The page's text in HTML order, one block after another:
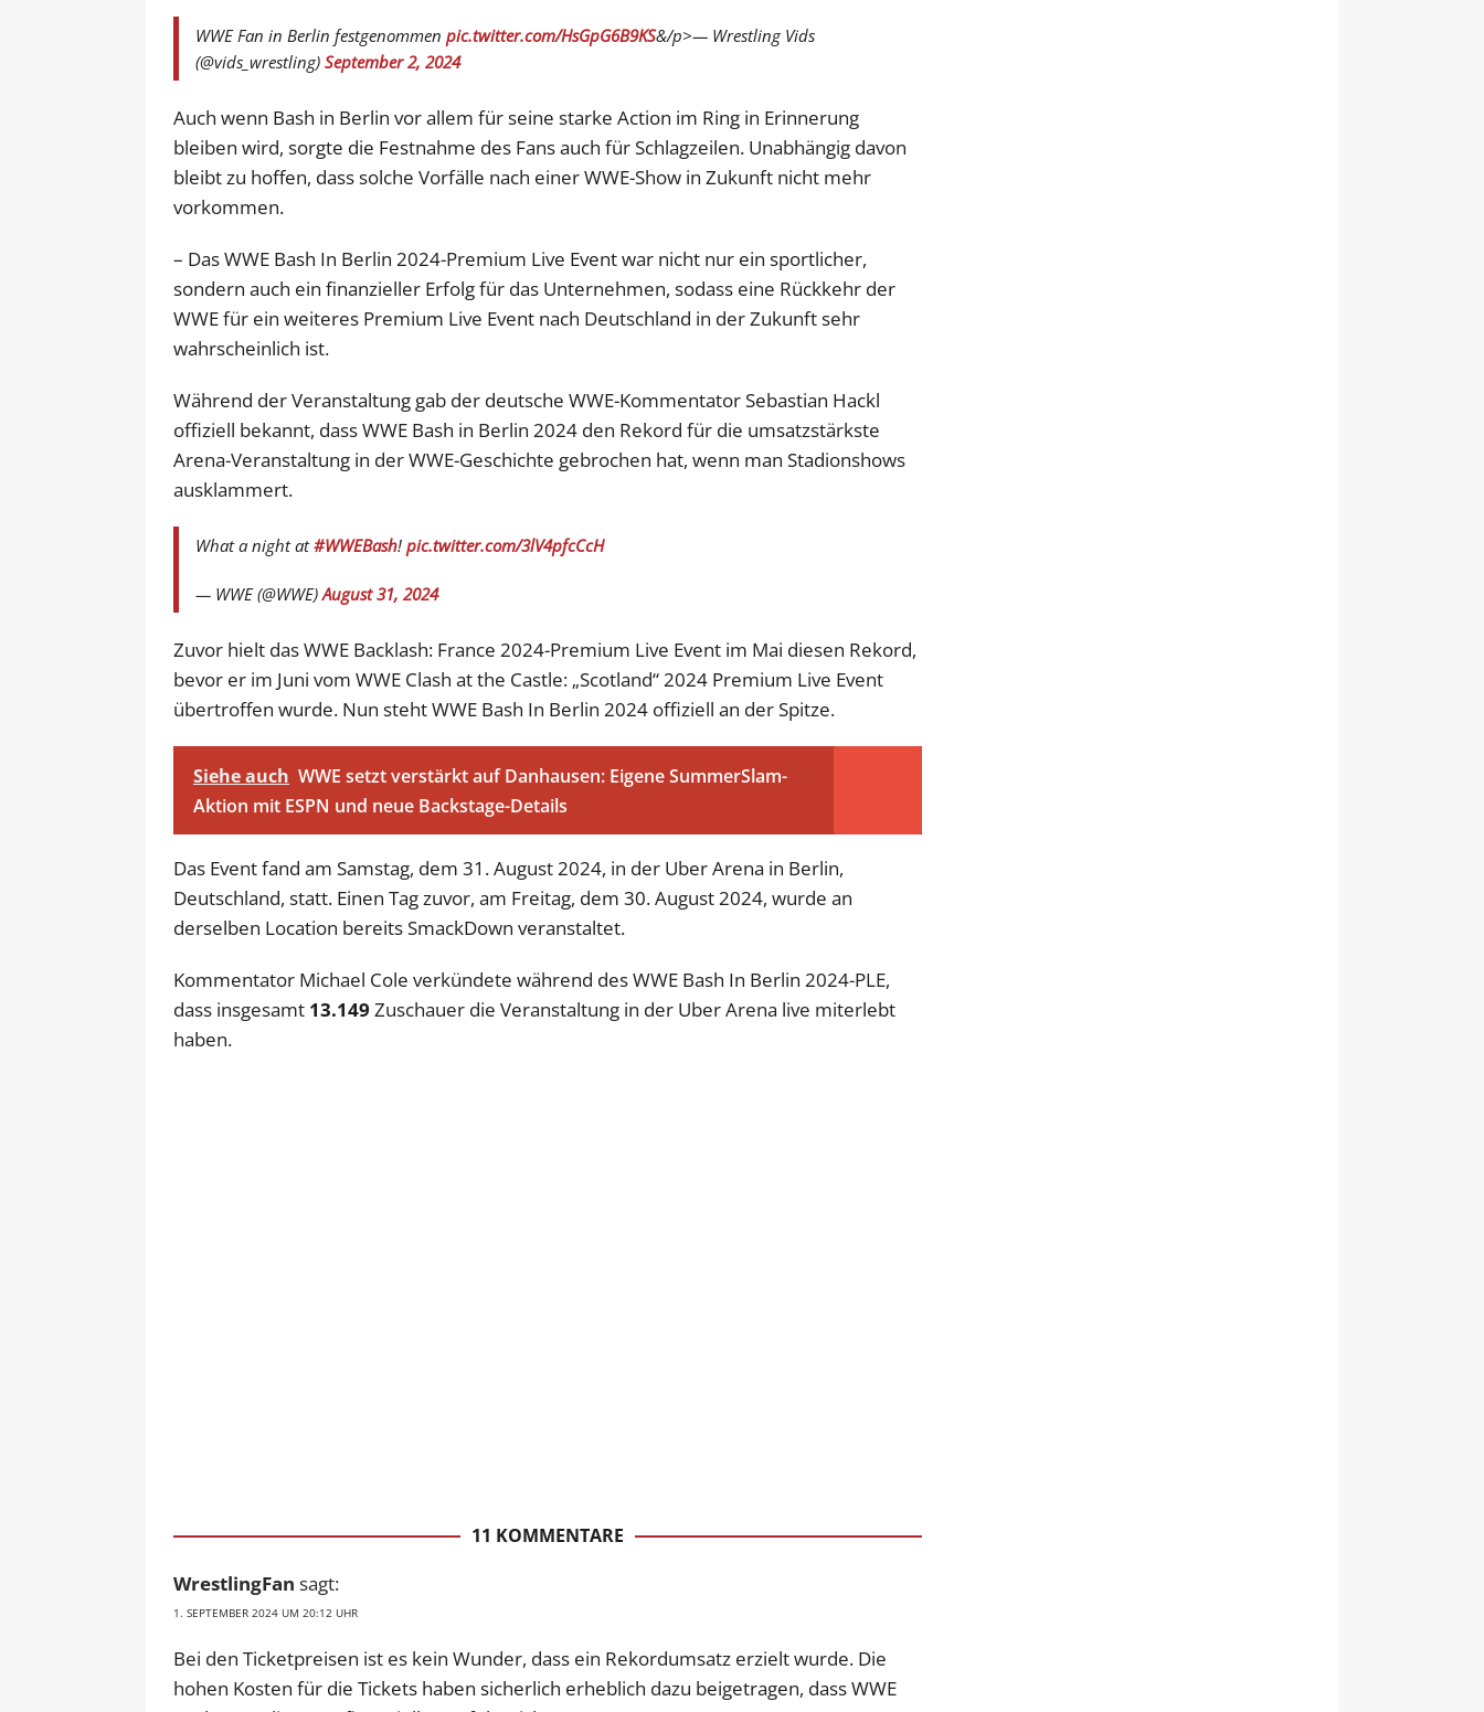
WWE Fan in Berlin festgenommen pic.twitter.com/HsGpG6B9KS&/p>— Wrestling Vids
(@vids_wrestling) September 2, 2024
Auch wenn Bash in Berlin vor allem für seine starke Action im Ring in Erinnerung
bleiben wird, sorgte die Festnahme des Fans auch für Schlagzeilen. Unabhängig davon
bleibt zu hoffen, dass solche Vorfälle nach einer WWE-Show in Zukunft nicht mehr
vorkommen.
– Das WWE Bash In Berlin 2024-Premium Live Event war nicht nur ein sportlicher,
sondern auch ein finanzieller Erfolg für das Unternehmen, sodass eine Rückkehr der
WWE für ein weiteres Premium Live Event nach Deutschland in der Zukunft sehr
wahrscheinlich ist.
Während der Veranstaltung gab der deutsche WWE-Kommentator Sebastian Hackl
offiziell bekannt, dass WWE Bash in Berlin 2024 den Rekord für die umsatzstärkste
Arena-Veranstaltung in der WWE-Geschichte gebrochen hat, wenn man Stadionshows
ausklammert.
What a night at#WWEBash! pic.twitter.com/3lV4pfcCcH
— WWE (@WWE)August 31, 2024
Zuvor hielt das WWE Backlash: France 2024-Premium Live Event im Mai diesen Rekord,
bevor er im Juni vom WWE Clash at the Castle: „Scotland“ 2024 Premium Live Event
übertroffen wurde. Nun steht WWE Bash In Berlin 2024 offiziell an der Spitze.
Siehe auch WWE setzt verstärkt auf Danhausen: Eigene SummerSlam-
Aktion mit ESPN und neue Backstage-Details
Das Event fand am Samstag, dem 31. August 2024, in der Uber Arena in Berlin,
Deutschland, statt. Einen Tag zuvor, am Freitag, dem 30. August 2024, wurde an
derselben Location bereits SmackDown veranstaltet.
Kommentator Michael Cole verkündete während des WWE Bash In Berlin 2024-PLE,
dass insgesamt 13.149 Zuschauer die Veranstaltung in der Uber Arena live miterlebt
haben.
11 KOMMENTARE
WrestlingFan sagt:
1. SEPTEMBER 2024 UM 20:12 UHR
Bei den Ticketpreisen ist es kein Wunder, dass ein Rekordumsatz erzielt wurde. Die
hohen Kosten für die Tickets haben sicherlich erheblich dazu beigetragen, dass WWE